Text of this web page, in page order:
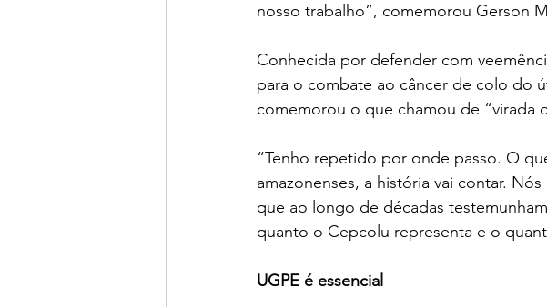
nosso trabalho”, comemorou Gerson
Conhecida por defender com
para o combate ao câncer de colo do
comemorou o que chamou de “virada
“Tenho repetido por onde passo. O
amazonenses, a história vai contar.
que ao longo de décadas
quanto o Cepcolu representa e o
UGPE é essencial